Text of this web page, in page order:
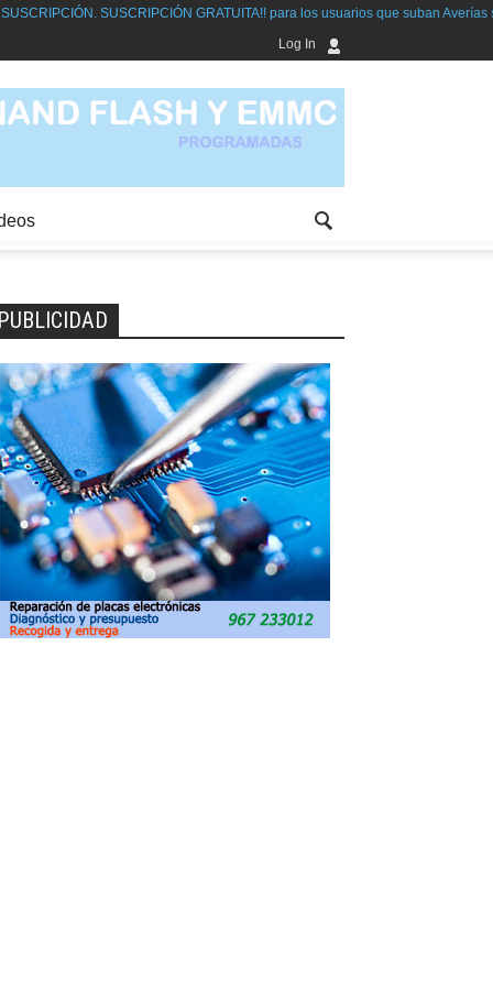
GRATUITA!! para los usuarios que suban Averías solucionadas
Log In
PUBLICIDAD